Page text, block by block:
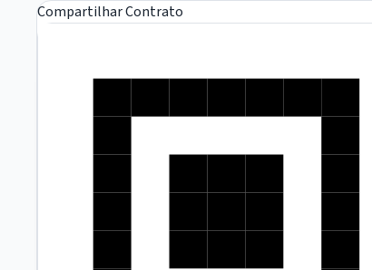
Compartilhar Contrato